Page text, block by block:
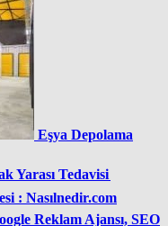
Eşya Depolama
Yarası Tedavisi
: Nasılnedir.com